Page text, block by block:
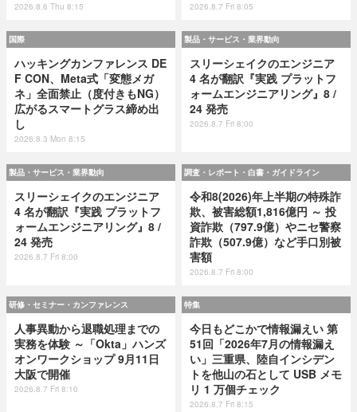
2026.8.6 Thu 8:15 2026.8.7 Fri 8:05
国際
ハッキングカンファレンス DE
F CON、Meta式「変態メガ
ネ」全面禁止（度付きもNG）
広がるスマートグラス締め出
し
2026.8.3 Mon 8:15
製品・サービス・業界動向
スリーシェイクのエンジニア
4 名が翻訳『実践 プラットフ
ォームエンジニアリング』8 /
24 発売
2026.8.7 Fri 8:00
製品・サービス・業界動向
スリーシェイクのエンジニア
4 名が翻訳『実践 プラットフ
ォームエンジニアリング』8 /
24 発売
2026.8.7 Fri 8:00
調査・レポート・白書・ガイドライン
令和8(2026)年上半期の特殊詐
欺、被害総額1,816億円 ～ 投
資詐欺（797.9億）やニセ警察
詐欺（507.9億）など手口別被
害額
2026.8.7 Fri 8:00
研修・セミナー・カンファレンス
人事異動から退職処理までの
実務を体験 ～「Okta」ハンズ
オンワークショップ 9月11日
大阪で開催
2026.8.7 Fri 8:10
特集
今日もどこかで情報漏えい 第
51回「2026年7月の情報漏え
い」三重県、陸自インシデン
トを他山の石として USB メモ
リ 1 万個チェック
2026.8.7 Fri 8:15